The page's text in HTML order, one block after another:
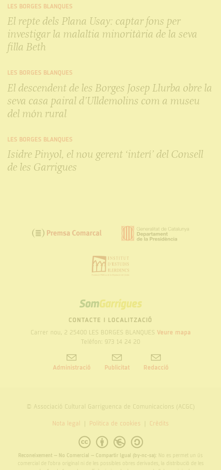
LES BORGES BLANQUES
El repte dels Plana Usay: captar fons per
investigar la malaltia minoritària de la seva
filla Beth
LES BORGES BLANQUES
El descendent de les Borges Josep Llurba obre la
seva casa pairal d’Ulldemolins com a museu
del món rural
LES BORGES BLANQUES
Isidre Pinyol, el nou gerent ‘interí’ del Consell
de les Garrigues
SOM
GARRIGUES
CONTACTE I LOCALITZACIÓ
Carrer nou, 2 25400 LES BORGES BLANQUES Veure mapa
Telèfon: 973 14 24 20
Administració Publicitat Redacció
© Associació Cultural Garriguenca de Comunicacions (ACGC)
Nota legal Politica de cookies Crèdits
Reconeixement – No Comercial – Compartir Igual (by-nc-sa): No es permet un ús
comercial de l’obra original ni de les possibles obres derivades, la distribució de les